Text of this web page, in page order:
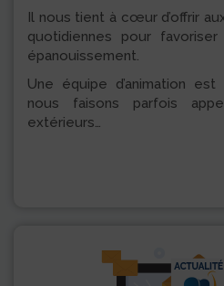
Il nous tient à cœur d’offrir
quotidiennes pour
épanouissement.
Une équipe d’animation
nous faisons parfois
extérieurs…